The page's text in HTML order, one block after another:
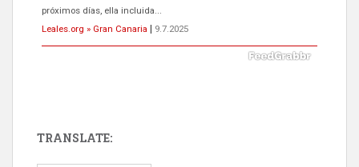
próximos días, ella incluida...
Leales.org » Gran Canaria
9.7.2025
TRANSLATE: